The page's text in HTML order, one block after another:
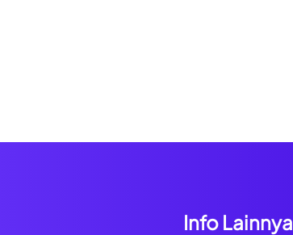
Info Lainnya